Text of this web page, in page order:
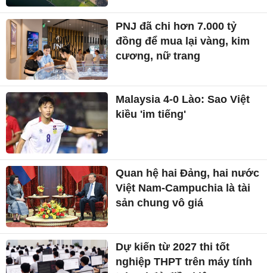
PNJ đã chi hơn 7.000 tỷ
đồng để mua lại vàng, kim
cương, nữ trang
Malaysia 4-0 Lào: Sao Việt
kiều 'im tiếng'
Quan hệ hai Đảng, hai nước
Việt Nam-Campuchia là tài
sản chung vô giá ​
Dự kiến từ 2027 thi tốt
nghiệp THPT trên máy tính